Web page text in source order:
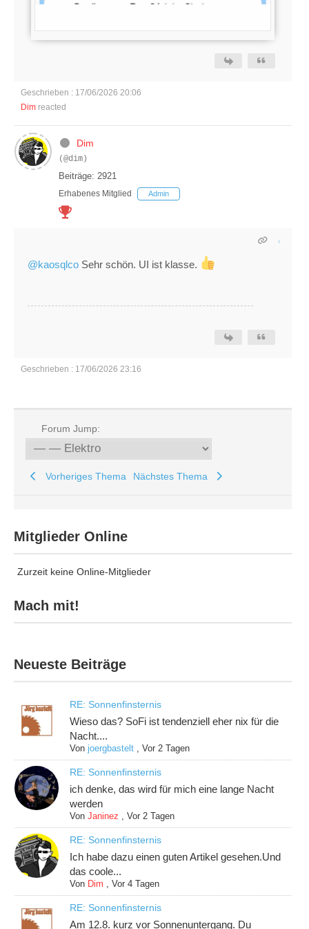
Geschrieben : 17/06/2026 20:06
Dim reacted
Dim
(@dim)
Beiträge: 2921
Erhabenes Mitglied Admin
@kaosqlco Sehr schön. UI ist klasse.
Geschrieben : 17/06/2026 23:16
Forum Jump:
Vorheriges Thema Nächstes Thema
Mitglieder Online
Zurzeit keine Online-Mitglieder
Mach mit!
Neueste Beiträge
RE: Sonnenfinsternis
Wieso das? SoFi ist tendenziell eher nix für die
Nacht....
Vonjoergbastelt ,Vor 2 Tagen
RE: Sonnenfinsternis
ich denke, das wird für mich eine lange Nacht
werden
VonJaninez ,Vor 2 Tagen
RE: Sonnenfinsternis
Ich habe dazu einen guten Artikel gesehen.Und
das coole...
Von Dim ,Vor 4 Tagen
RE: Sonnenfinsternis
Am 12.8. kurz vor Sonnenuntergang. Du